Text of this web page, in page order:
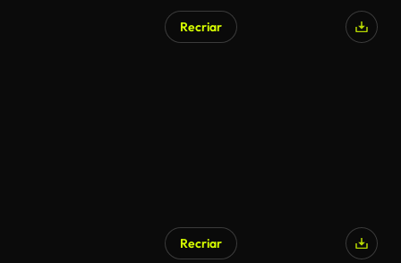
Recriar
Recriar